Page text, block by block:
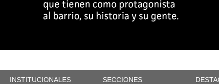
INSTITUCIONALES SECCIONES